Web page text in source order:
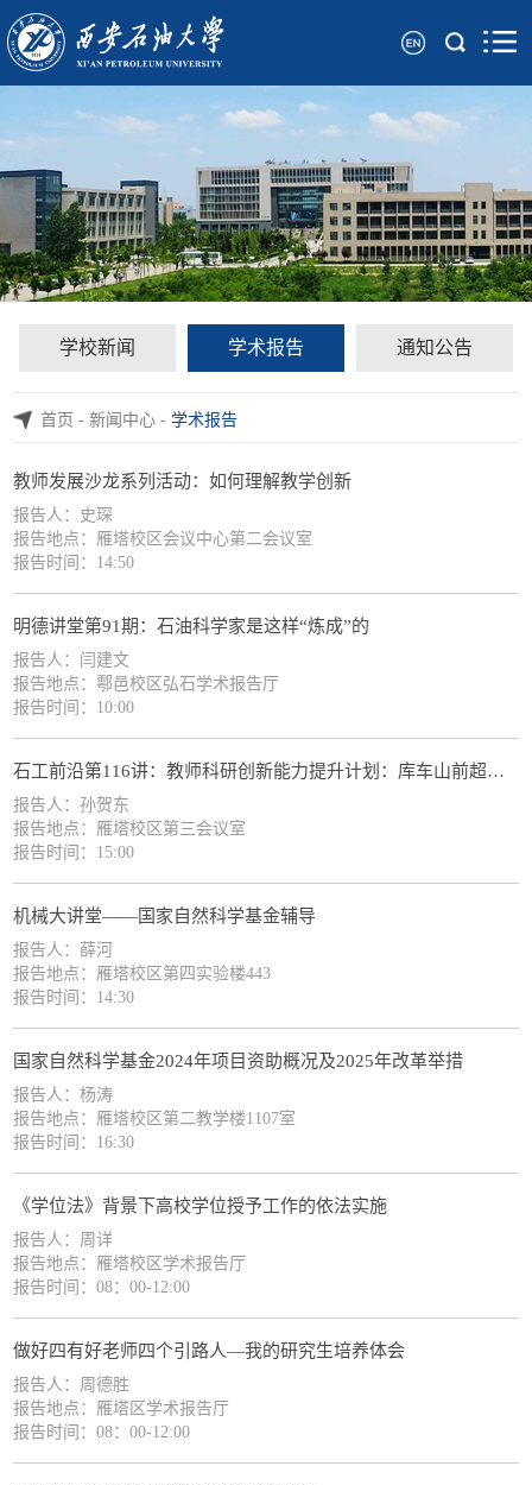
学校新闻 学术报告 通知公告
首页-新闻中心-学术报告
教师发展沙龙系列活动：如何理解教学创新
报告人：史琛
报告地点：雁塔校区会议中心第二会议室
报告时间：14:50
明德讲堂第91期：石油科学家是这样“炼成”的
报告人：闫建文
报告地点：鄠邑校区弘石学术报告厅
报告时间：10:00
石工前沿第116讲：教师科研创新能力提升计划：库车山前超深层气藏试井分析及实例
报告人：孙贺东
报告地点：雁塔校区第三会议室
报告时间：15:00
机械大讲堂——国家自然科学基金辅导
报告人：薛河
报告地点：雁塔校区第四实验楼443
报告时间：14:30
国家自然科学基金2024年项目资助概况及2025年改革举措
报告人：杨涛
报告地点：雁塔校区第二教学楼1107室
报告时间：16:30
《学位法》背景下高校学位授予工作的依法实施
报告人：周详
报告地点：雁塔校区学术报告厅
报告时间：08：00-12:00
做好四有好老师四个引路人—我的研究生培养体会
报告人：周德胜
报告地点：雁塔区学术报告厅
报告时间：08：00-12:00